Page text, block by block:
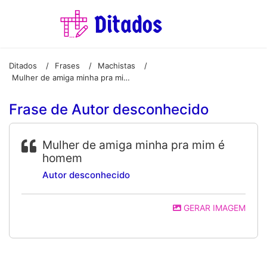
Ditados / Frases / Machistas
/
Mulher de amiga minha pra mim é homem
Frase de Autor desconhecido
Mulher de amiga minha pra mim é
homem
Autor desconhecido
GERAR IMAGEM